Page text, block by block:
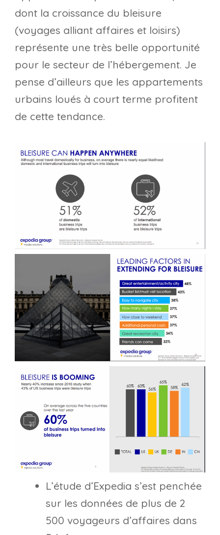
dont la croissance du bleisure
(voyages alliant affaires et loisirs)
représente une très belle opportunité
pour le secteur de l’hébergement. Je
pense d’ailleurs que les appartements
urbains loués à court terme profitent
de cette tendance.
L’étude d’Expedia s’est penchée
sur les données de plus de 2
500 voyageurs d’affaires dans